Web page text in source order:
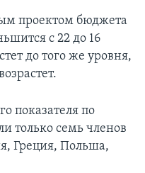
проектом бюджета
с 22 до 16
до того же уровня,
показателя по
только семь членов
Греция, Польша,